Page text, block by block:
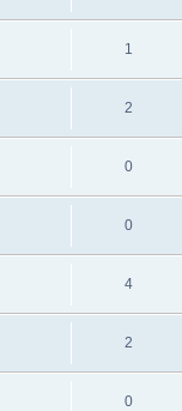
1
2
0
0
4
2
0